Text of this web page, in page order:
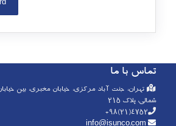
تماس با ما
تهران، جنت آباد مرکزی، خیابان مخبری، بین
شمالی، پلاک 215
+98(21)4752